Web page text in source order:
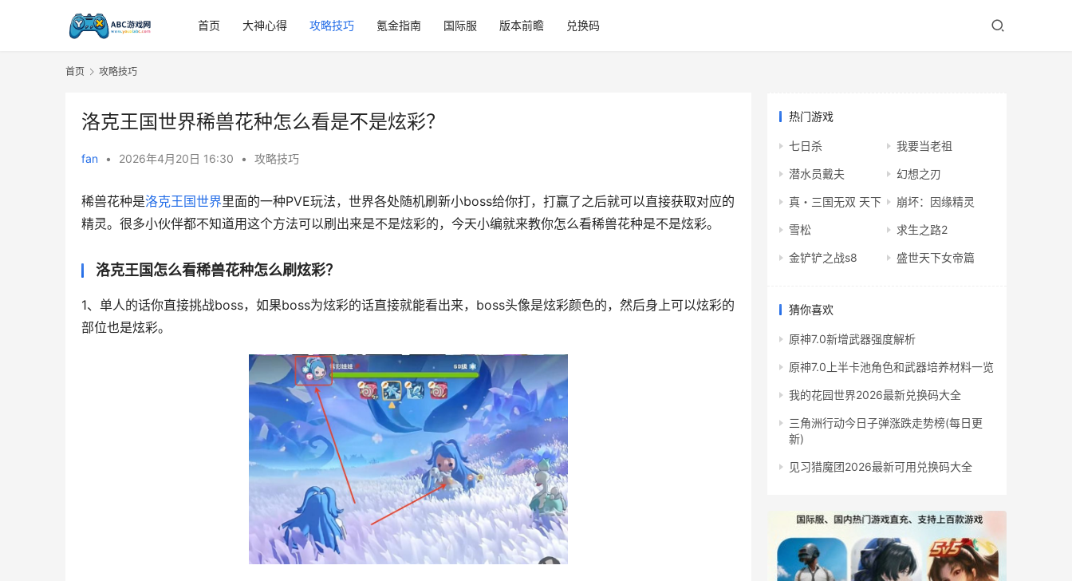
首页 大神心得 攻略技巧 氪金指南 国际服 版本前瞻 兑换码
首页 攻略技巧
洛克王国世界稀兽花种怎么看是不是炫彩？
fan • 2026年4月20日 16:30 • 攻略技巧
稀兽花种是洛克王国世界里面的一种PVE玩法，世界各处随机刷新小boss给你打，打赢了之后就可以直接获取对应的
精灵。很多小伙伴都不知道用这个方法可以刷出来是不是炫彩的，今天小编就来教你怎么看稀兽花种是不是炫彩。
洛克王国怎么看稀兽花种怎么刷炫彩？
1、单人的话你直接挑战boss，如果boss为炫彩的话直接就能看出来，boss头像是炫彩颜色的，然后身上可以炫彩的
部位也是炫彩。
热门游戏
七日杀 我要当老祖
潜水员戴夫 幻想之刃
真・三国无双 天下 崩坏：因缘精灵
雪松 求生之路2
金铲铲之战s8 盛世天下女帝篇
猜你喜欢
原神7.0新增武器强度解析
原神7.0上半卡池角色和武器培养材料一览
我的花园世界2026最新兑换码大全
三角洲行动今日子弹涨跌走势榜(每日更
新)
见习猎魔团2026最新可用兑换码大全